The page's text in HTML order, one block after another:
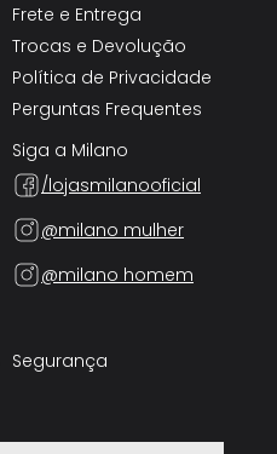
Frete e Entrega
Trocas e Devolução
Política de Privacidade
Perguntas Frequentes
Siga a Milano
/lojasmilanooficial
@milano mulher
@milano homem
Segurança